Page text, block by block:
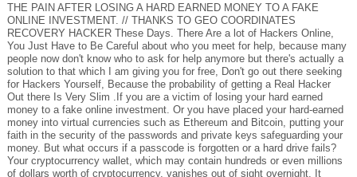
THE PAIN AFTER LOSING A HARD EARNED MONEY TO A FAKE
ONLINE INVESTMENT. // THANKS TO GEO COORDINATES
RECOVERY HACKER These Days. There Are a lot of Hackers Online,
You Just Have to Be Careful about who you meet for help, because many
people now don't know who to ask for help anymore but there's actually a
solution to that which I am giving you for free, Don't go out there seeking
for Hackers Yourself, Because the probability of getting a Real Hacker
Out there Is Very Slim .If you are a victim of losing your hard earned
money to a fake online investment. Or you have placed your hard-earned
money into virtual currencies such as Ethereum and Bitcoin, putting your
faith in the security of the passwords and private keys safeguarding your
money. But what occurs if a passcode is forgotten or a hard drive fails?
Your cryptocurrency wallet, which may contain hundreds or even millions
of dollars worth of cryptocurrency, vanishes out of sight overnight. It